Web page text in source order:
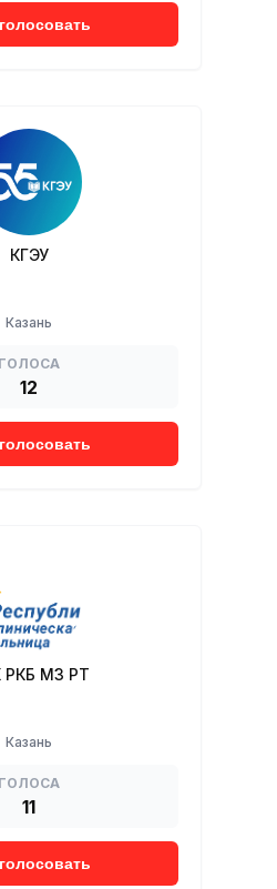
КГЭУ
Казань
ГОЛОСА
12
РКБ МЗ РТ
Казань
ГОЛОСА
11